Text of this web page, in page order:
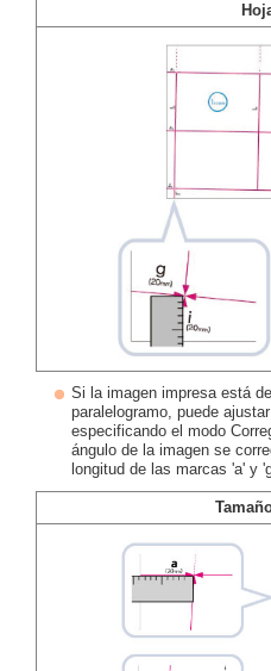
Si la imagen impresa está
paralelogramo, puede
especificando el modo
ángulo de la imagen se
longitud de las marcas 'a' y